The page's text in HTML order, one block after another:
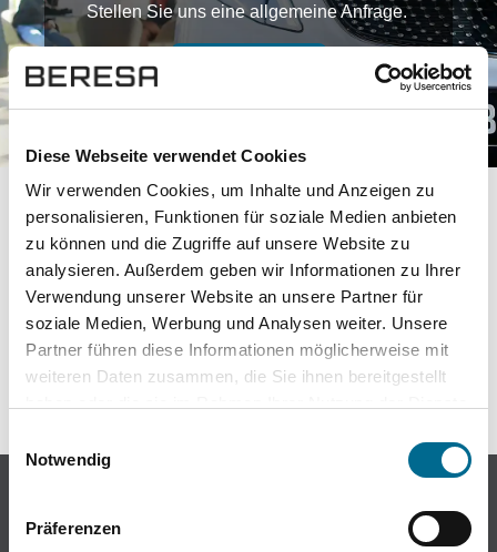
Diese Webseite verwendet Cookies
Wir verwenden Cookies, um Inhalte und Anzeigen zu
personalisieren, Funktionen für soziale Medien anbieten
zu können und die Zugriffe auf unsere Website zu
analysieren. Außerdem geben wir Informationen zu Ihrer
Verwendung unserer Website an unsere Partner für
soziale Medien, Werbung und Analysen weiter. Unsere
Partner führen diese Informationen möglicherweise mit
weiteren Daten zusammen, die Sie ihnen bereitgestellt
Cookies, wenn Sie unsere Webseite weiterhin nutzen.
Notwendig
Präferenzen
Stellen Sie uns eine allgemeine Anfrage.
Standorte
Kontakt
Themenwelt